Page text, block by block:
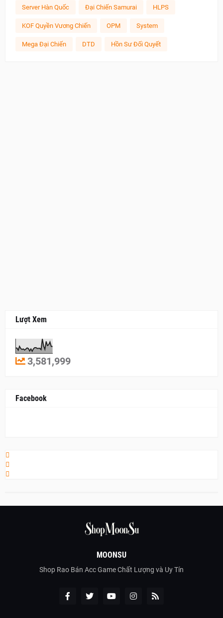
Server Hàn Quốc Đại Chiến Samurai HLPS
KOF Quyền Vương Chiến OPM System
Mega Đại Chiến DTD Hồn Sư Đối Quyết
Lượt Xem
3,581,999
Facebook
MOONSU
Shop Rao Bán Acc Game Chất Lượng và Uy Tín